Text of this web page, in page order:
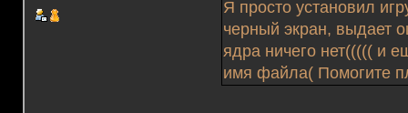
Я просто установил
черный экран, выдает
ядра ничего нет((((( и
имя файла( Помогите